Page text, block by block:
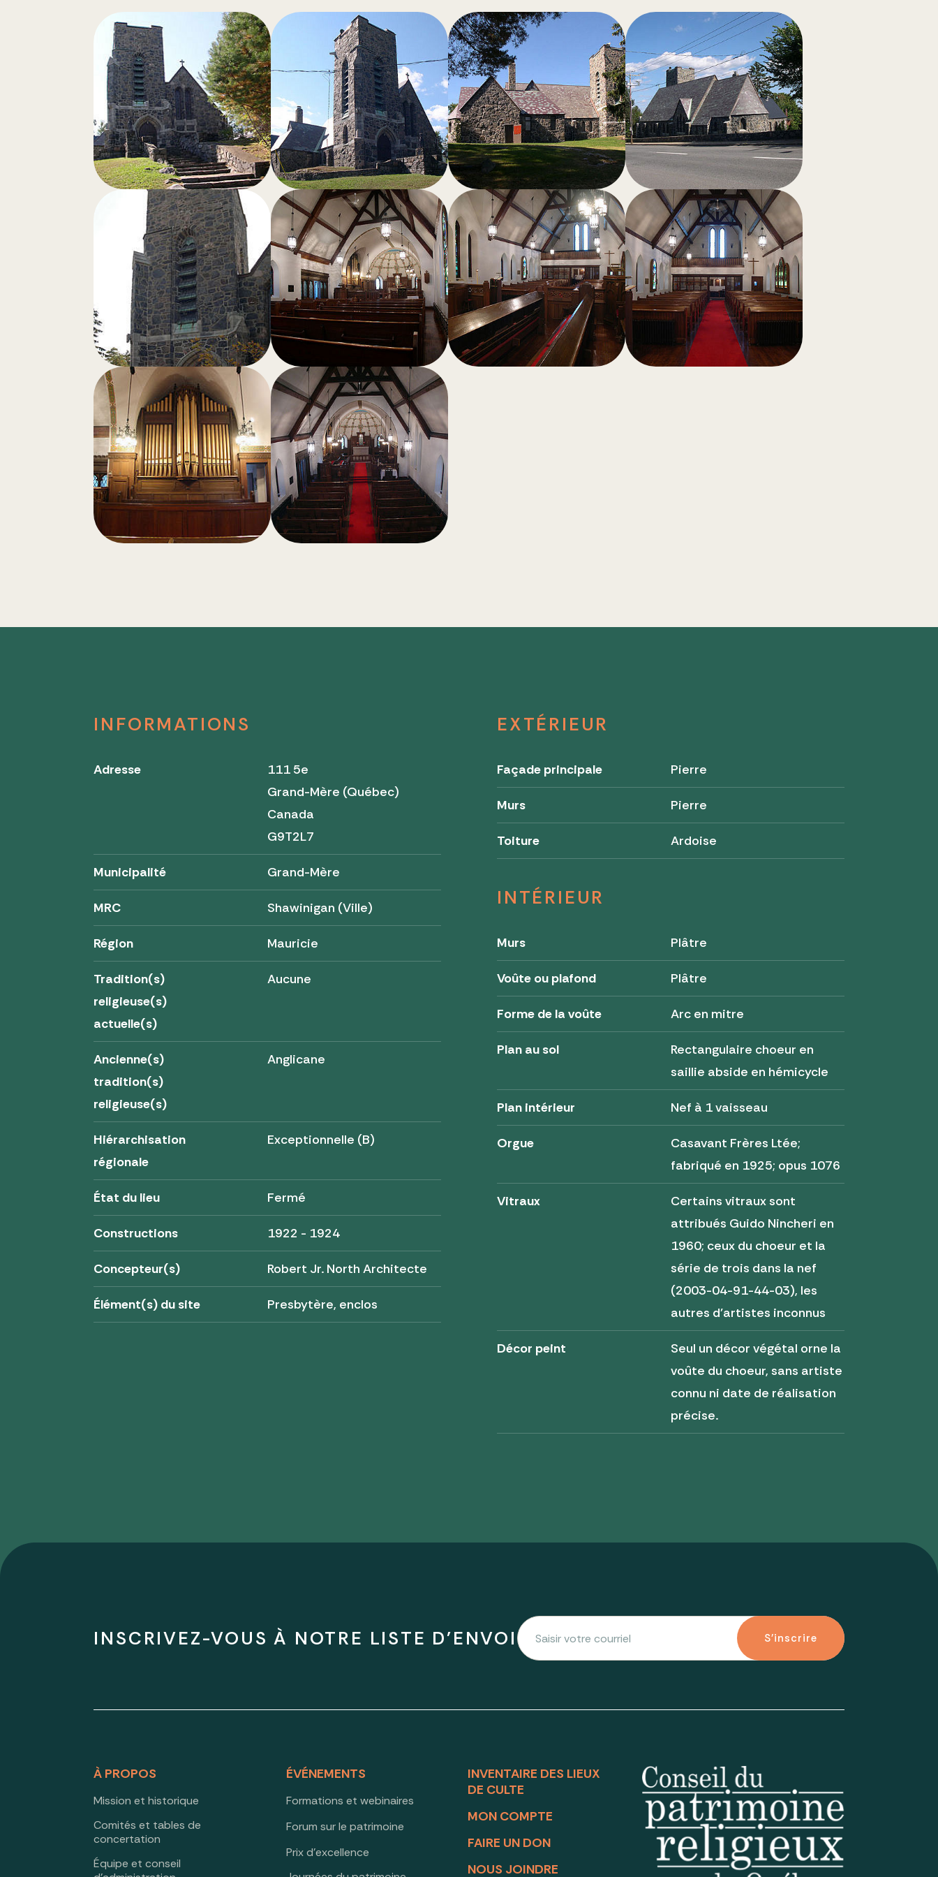
INFORMATIONS
Adresse
111 5e
Grand-Mère (Québec)
Canada
G9T2L7
Municipalité Grand-Mère
MRC Shawinigan (Ville)
Région Mauricie
Tradition(s)
religieuse(s)
actuelle(s)
Aucune
Ancienne(s)
tradition(s)
religieuse(s)
Anglicane
Hiérarchisation
régionale
Exceptionnelle (B)
État du lieu Fermé
Constructions 1922 - 1924
Concepteur(s) Robert Jr. North Architecte
Élément(s) du site Presbytère, enclos
EXTÉRIEUR
Façade principale Pierre
Murs Pierre
Toiture Ardoise
INTÉRIEUR
Murs Plâtre
Voûte ou plafond Plâtre
Forme de la voûte Arc en mitre
Plan au sol
Rectangulaire choeur en
saillie abside en hémicycle
Plan intérieur Nef à 1 vaisseau
Orgue
Casavant Frères Ltée;
fabriqué en 1925; opus 1076
Vitraux
Certains vitraux sont
attribués Guido Nincheri en
1960; ceux du choeur et la
série de trois dans la nef
(2003-04-91-44-03), les
autres d'artistes inconnus
Décor peint
Seul un décor végétal orne la
voûte du choeur, sans artiste
connu ni date de réalisation
précise.
INSCRIVEZ-VOUS À NOTRE LISTE D'ENVOI S'inscrire
À PROPOS
Mission et historique
Comités et tables de
concertation
Équipe et conseil
ÉVÉNEMENTS
Formations et webinaires
Forum sur le patrimoine
Prix d’excellence
INVENTAIRE DES LIEUX
DE CULTE
MON COMPTE
FAIRE UN DON
NOUS JOINDRE